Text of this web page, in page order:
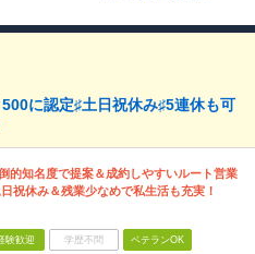
に認定♯土日祝休み♯5連休も可
的知名度で提案＆成約しやすいルート営業
祝休み＆残業少なめで私生活も充実！
験歓迎 学歴不問 ベテランOK